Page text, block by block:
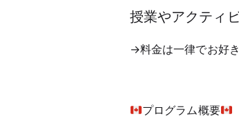
授業やアクティ
→料金は一律でお好
プログラム概要